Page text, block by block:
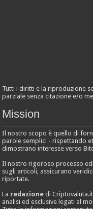
Tutti i diritti e la riproduzione
parziale senza citazione e/o
Mission
Il nostro scopo è quello di
parole semplici - rispettando
dimostrano interesse verso
Il nostro rigoroso processo
sugli articoli, assicurano
riportate.
La redazione di
analisi ed esclusive legati al